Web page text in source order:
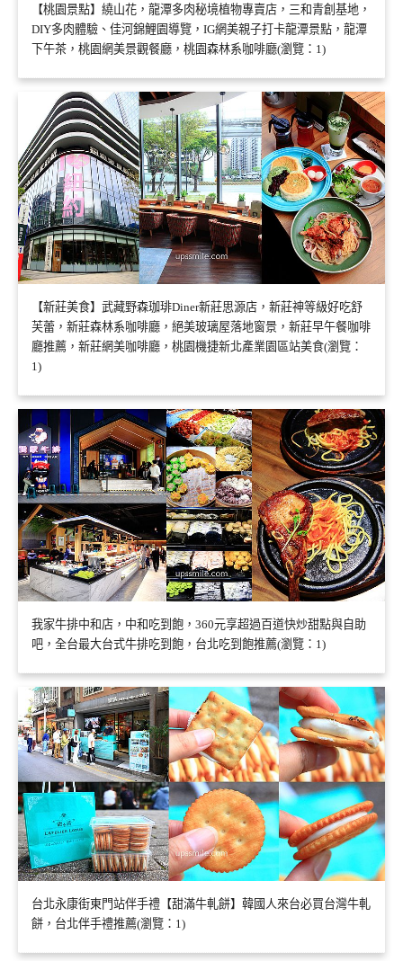
【桃園景點】繞山花，龍潭多肉秘境植物專賣店，三和青創基地，
DIY多肉體驗、佳河錦鯉園導覽，IG網美親子打卡龍潭景點，龍潭
下午茶，桃園網美景觀餐廳，桃園森林系咖啡廳(瀏覽：1)
【新莊美食】武藏野森珈琲Diner新莊思源店，新莊神等級好吃舒
芙蕾，新莊森林系咖啡廳，絕美玻璃屋落地窗景，新莊早午餐咖啡
廳推薦，新莊網美咖啡廳，桃園機捷新北產業園區站美食(瀏覽：
1)
我家牛排中和店，中和吃到飽，360元享超過百道快炒甜點與自助
吧，全台最大台式牛排吃到飽，台北吃到飽推薦(瀏覽：1)
台北永康街東門站伴手禮【甜滿牛軋餅】韓國人來台必買台灣牛軋
餅，台北伴手禮推薦(瀏覽：1)